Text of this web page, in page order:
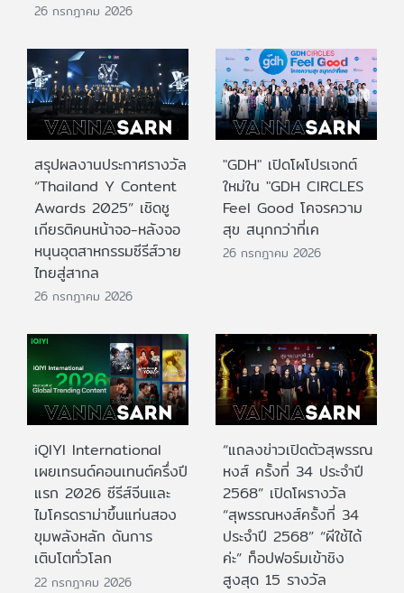
26 กรกฎาคม 2026
สรุปผลงานประกาศรางวัล
“Thailand Y Content
Awards 2025” เชิดชู
เกียรติคนหน้าจอ-หลังจอ
หนุนอุตสาหกรรมซีรีส์วาย
ไทยสู่สากล
26 กรกฎาคม 2026
"GDH" เปิดโผโปรเจกต์
ใหม่ใน "GDH CIRCLES
Feel Good โคจรความ
สุข สนุกกว่าที่เค
26 กรกฎาคม 2026
iQIYI International
เผยเทรนด์คอนเทนต์ครึ่งปี
แรก 2026 ซีรีส์จีนและ
ไมโครดราม่าขึ้นแท่นสอง
ขุมพลังหลัก ดันการ
เติบโตทั่วโลก
22 กรกฎาคม 2026
“แถลงข่าวเปิดตัวสุพรรณ
หงส์ ครั้งที่ 34 ประจำปี
2568” เปิดโผรางวัล
“สุพรรณหงส์ครั้งที่ 34
ประจำปี 2568” “ผีใช้ได้
ค่ะ” ท็อปฟอร์มเข้าชิง
สูงสุด 15 รางวัล